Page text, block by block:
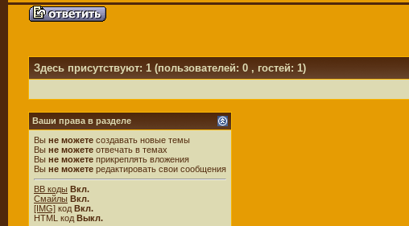
Здесь присутствуют: 1 (пользователей: 0 , гостей: 1)
Ваши права в разделе
Вы не можете создавать новые темы
Вы не можете отвечать в темах
Вы не можете прикреплять вложения
Вы не можете редактировать свои сообщения
BB коды Вкл.
Смайлы Вкл.
[IMG] код Вкл.
HTML код Выкл.